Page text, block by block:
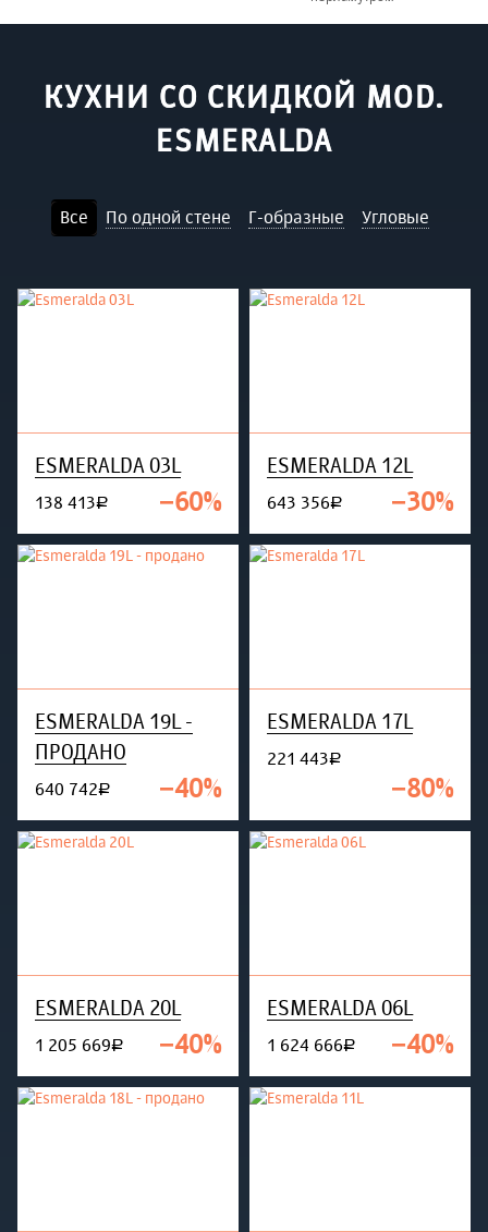
КУХНИ СО СКИДКОЙ MOD.
ESMERALDA
Все По одной стене Г-образные Угловые
−60%
ESMERALDA 03L
138 413руб. −30%
ESMERALDA 12L
643 356руб.
−40%
ESMERALDA 19L -
ПРОДАНО
640 742руб. −80%
ESMERALDA 17L
221 443руб.
−40%
ESMERALDA 20L
1 205 669руб. −40%
ESMERALDA 06L
1 624 666руб.